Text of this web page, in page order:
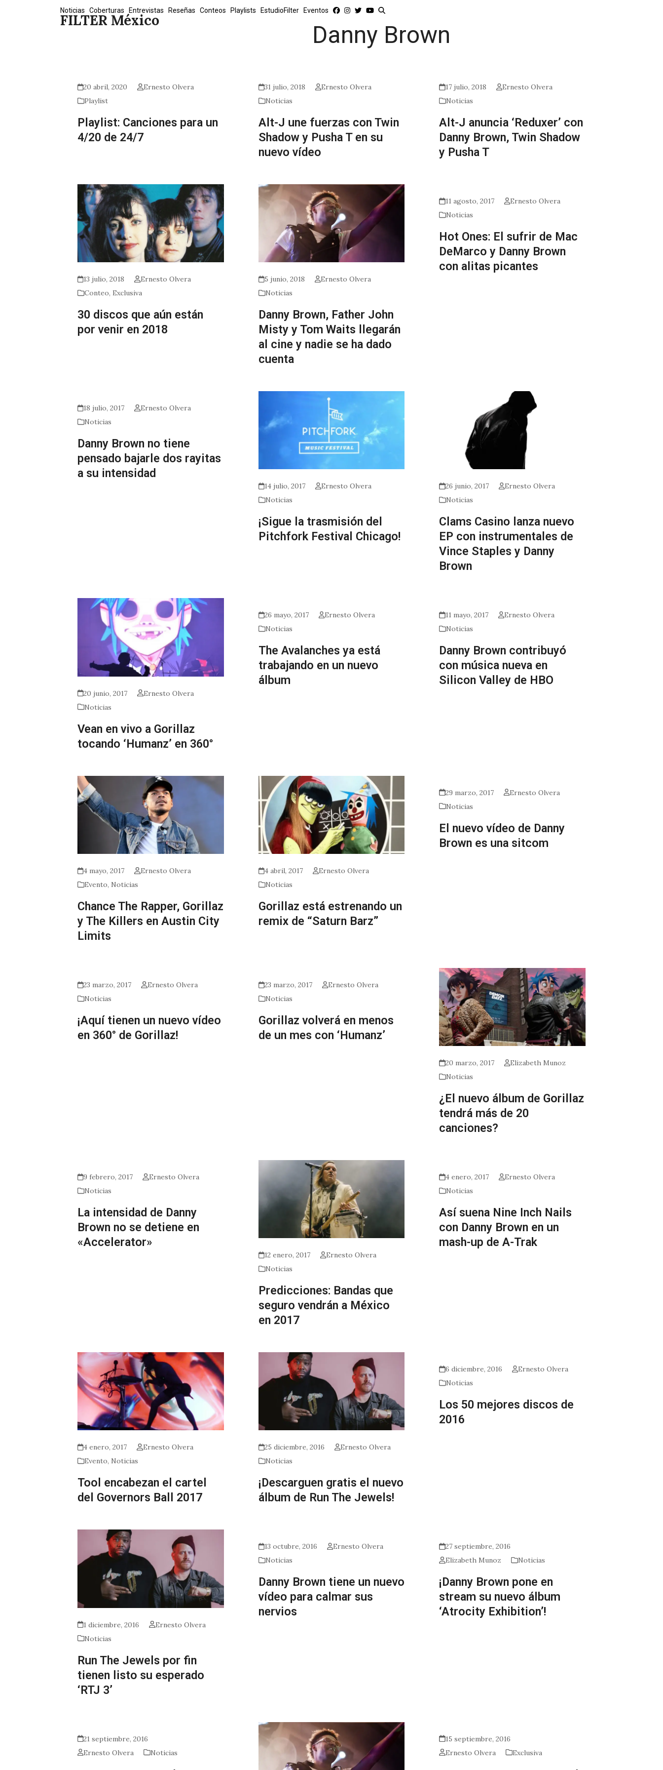
FILTER México
Noticias Coberturas Entrevistas Reseñas Conteos Playlists EstudioFilter Eventos
Danny Brown
20 abril, 2020
Ernesto Olvera
Playlist
Playlist: Canciones para un
4/20 de 24/7
31 julio, 2018
Ernesto Olvera
Noticias
Alt-J une fuerzas con Twin
Shadow y Pusha T en su
nuevo vídeo
17 julio, 2018
Ernesto Olvera
Noticias
Alt-J anuncia ‘Reduxer’ con
Danny Brown, Twin Shadow
y Pusha T
13 julio, 2018
Ernesto Olvera
Conteo, Exclusiva
30 discos que aún están
por venir en 2018
5 junio, 2018
Ernesto Olvera
Noticias
Danny Brown, Father John
Misty y Tom Waits llegarán
al cine y nadie se ha dado
cuenta
11 agosto, 2017
Ernesto Olvera
Noticias
Hot Ones: El sufrir de Mac
DeMarco y Danny Brown
con alitas picantes
18 julio, 2017
Ernesto Olvera
Noticias
Danny Brown no tiene
pensado bajarle dos rayitas
a su intensidad
14 julio, 2017
Ernesto Olvera
Noticias
¡Sigue la trasmisión del
Pitchfork Festival Chicago!
26 junio, 2017
Ernesto Olvera
Noticias
Clams Casino lanza nuevo
EP con instrumentales de
Vince Staples y Danny
Brown
20 junio, 2017
Ernesto Olvera
Noticias
Vean en vivo a Gorillaz
tocando ‘Humanz’ en 360°
26 mayo, 2017
Ernesto Olvera
Noticias
The Avalanches ya está
trabajando en un nuevo
álbum
11 mayo, 2017
Ernesto Olvera
Noticias
Danny Brown contribuyó
con música nueva en
Silicon Valley de HBO
4 mayo, 2017
Ernesto Olvera
Evento, Noticias
Chance The Rapper, Gorillaz
y The Killers en Austin City
Limits
4 abril, 2017
Ernesto Olvera
Noticias
Gorillaz está estrenando un
remix de “Saturn Barz”
29 marzo, 2017
Ernesto Olvera
Noticias
El nuevo vídeo de Danny
Brown es una sitcom
23 marzo, 2017
Ernesto Olvera
Noticias
¡Aquí tienen un nuevo vídeo
en 360° de Gorillaz!
23 marzo, 2017
Ernesto Olvera
Noticias
Gorillaz volverá en menos
de un mes con ‘Humanz’
20 marzo, 2017
Elizabeth Munoz
Noticias
¿El nuevo álbum de Gorillaz
tendrá más de 20
canciones?
9 febrero, 2017
Ernesto Olvera
Noticias
La intensidad de Danny
Brown no se detiene en
«Accelerator»
12 enero, 2017
Ernesto Olvera
Noticias
Predicciones: Bandas que
seguro vendrán a México
en 2017
4 enero, 2017
Ernesto Olvera
Noticias
Así suena Nine Inch Nails
con Danny Brown en un
mash-up de A-Trak
4 enero, 2017
Ernesto Olvera
Evento, Noticias
Tool encabezan el cartel
del Governors Ball 2017
25 diciembre, 2016
Ernesto Olvera
Noticias
¡Descarguen gratis el nuevo
álbum de Run The Jewels!
6 diciembre, 2016
Ernesto Olvera
Noticias
Los 50 mejores discos de
2016
1 diciembre, 2016
Ernesto Olvera
Noticias
Run The Jewels por fin
tienen listo su esperado
‘RTJ 3’
13 octubre, 2016
Ernesto Olvera
Noticias
Danny Brown tiene un nuevo
vídeo para calmar sus
nervios
27 septiembre, 2016
Elizabeth Munoz
Noticias
¡Danny Brown pone en
stream su nuevo álbum
‘Atrocity Exhibition’!
21 septiembre, 2016
Ernesto Olvera
Noticias
15 septiembre, 2016
Ernesto Olvera
Exclusiva